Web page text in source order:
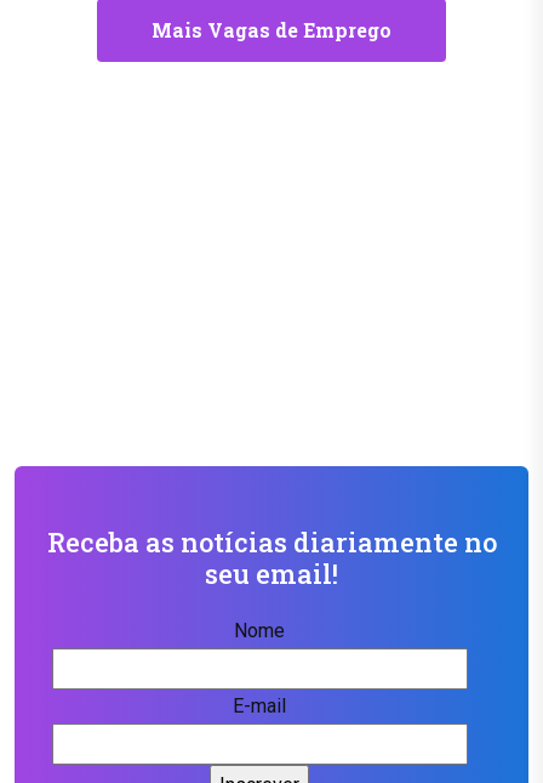
Mais Vagas de Emprego
Receba as notícias diariamente no
seu email!
Nome
E-mail